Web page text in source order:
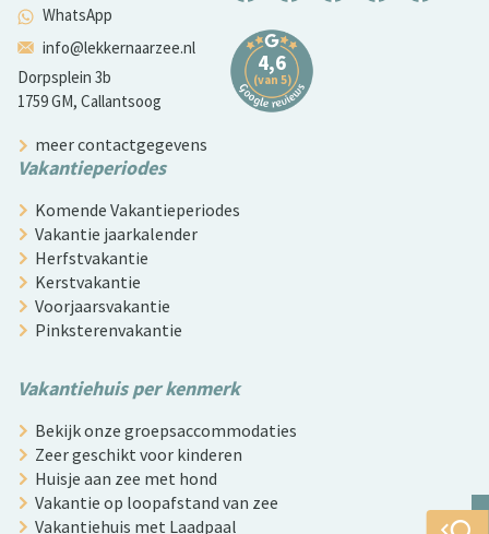
WhatsApp
info@lekkernaarzee.nl
Dorpsplein 3b
1759 GM, Callantsoog
meer contactgegevens
Vakantieperiodes
Komende Vakantieperiodes
Vakantie jaarkalender
Herfstvakantie
Kerstvakantie
Voorjaarsvakantie
Pinksterenvakantie
Vakantiehuis per kenmerk
Bekijk onze groepsaccommodaties
Zeer geschikt voor kinderen
Huisje aan zee met hond
Vakantie op loopafstand van zee
Vakantiehuis met Laadpaal